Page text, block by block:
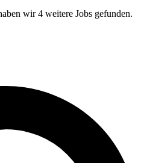
wir4 weitere Jobs gefunden.